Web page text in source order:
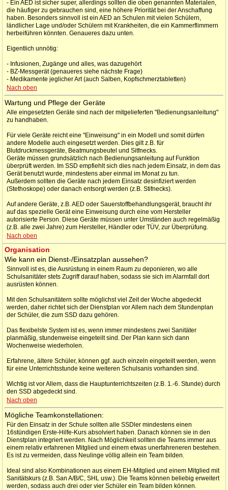
- Ein AED ist sicher super, allerdings sollten die oben genannten Materialen,
die häufiger zu gebrauchen sind, eine höhere Priorität bei der Anschaffung
haben. Besonders sinnvoll ist ein AED an Schulen mit vielen Schülern,
ländlicher Lage und/oder Schülern mit Krankheiten, die ein Kammerflimmern
herbeiführen könnten. Genaueres dazu unten.
Eigentlich unnötig:
- Infusionen, Zugänge und alles, was dazugehört
- BZ-Messgerät (genaueres siehe nächste Frage)
- Medikamente jeglicher Art (auch Salben, Kopfschmerztabletten)
Nach oben
Wartung und Pflege der Geräte
Alle eingesetzten Geräte sind nach der mitgelieferten "Bedienungsanleitung"
zu handhaben.
Für viele Geräte reicht eine "Einweisung" in ein Modell und somit dürfen
andere Modelle auch eingesetzt werden. Dies gilt z.B. für
Blutdruckmessgeräte, Beatmungsbeutel und Sitfnecks.
Geräte müssen grundsätzlich nach Bedienungsanleitung auf Funktion
überprüft werden. Im SSD empfiehlt sich dies nach jedem Einsatz, in dem das
Gerät benutzt wurde, mindestens aber einmal im Monat zu tun.
Außerdem sollten die Geräte nach jedem Einsatz desinfiziert werden
(Stethoskope) oder danach entsorgt werden (z.B. Stifnecks).
Auf andere Geräte, z.B. AED oder Sauerstoffbehandlungsgerät, braucht ihr
auf das spezielle Gerät eine Einweisung durch eine vom Hersteller
autorisierte Person. Diese Geräte müssen unter Umständen auch regelmäßig
(z.B. alle zwei Jahre) zum Hersteller, Händler oder TÜV, zur Überprüfung.
Nach oben
Organisation
Wie kann ein Dienst-/Einsatzplan aussehen?
Sinnvoll ist es, die Ausrüstung in einem Raum zu deponieren, wo alle
Schulsanitäter stets Zugriff darauf haben, sodass sie sich im Alarmfall dort
ausrüsten können.
Mit den Schulsanitätern sollte möglichst viel Zeit der Woche abgedeckt
werden, daher richtet sich der Dienstplan vor Allem nach dem Stundenplan
der Schüler, die zum SSD dazu gehören.
Das flexibelste System ist es, wenn immer mindestens zwei Sanitäter
planmäßig, stundenweise eingeteilt sind. Der Plan kann sich dann
Wochenweise wiederholen.
Erfahrene, ältere Schüler, können ggf. auch einzeln eingeteilt werden, wenn
für eine Unterrichtsstunde keine weiteren Schulsanis vorhanden sind.
Wichtig ist vor Allem, dass die Hauptunterrichtszeiten (z.B. 1.-6. Stunde) durch
den SSD abgedeckt sind.
Nach oben
Mögliche Teamkonstellationen:
Für den Einsatz in der Schule sollten alle SSDler mindestens einen
16stündigen Erste-Hilfe-Kurs absolviert haben. Danach können sie in den
Dienstplan integriert werden. Nach Möglichkeit sollten die Teams immer aus
einem relativ erfahrenen Mitglied und einem etwas unerfahreneren bestehen.
Es ist zu vermeiden, dass Neulinge völlig allein ein Team bilden.
Ideal sind also Kombinationen aus einem EH-Mitglied und einem Mitglied mit
Sanitätskurs (z.B. San A/B/C, SHL usw.). Die Teams können beliebig erweitert
werden, sodass auch drei oder vier Schüler ein Team bilden können.